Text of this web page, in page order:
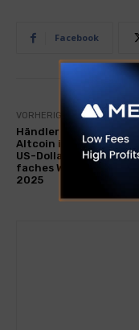
Facebook
VORHERIGER ARTIKEL
Händler wetten auf
Altcoin im Wert von
US-Dollar für ein
faches Wachstum im
2025